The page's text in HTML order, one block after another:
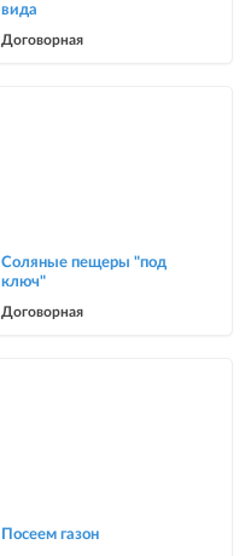
вида
Договорная
Соляные пещеры "под
ключ"
Договорная
Посеем газон